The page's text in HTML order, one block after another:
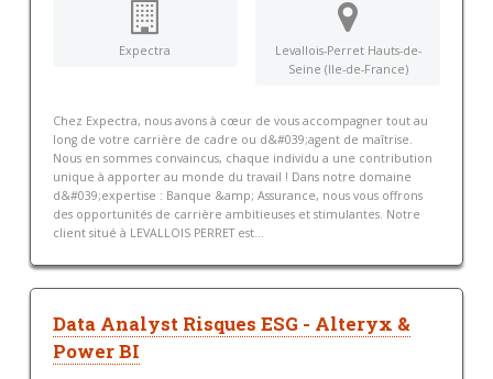
Expectra
Levallois-Perret Hauts-de-
Seine (Ile-de-France)
Chez Expectra, nous avons à cœur de vous accompagner tout au
long de votre carrière de cadre ou d&#039;agent de maîtrise.
Nous en sommes convaincus, chaque individu a une contribution
unique à apporter au monde du travail ! Dans notre domaine
d&#039;expertise : Banque &amp; Assurance, nous vous offrons
des opportunités de carrière ambitieuses et stimulantes. Notre
client situé à LEVALLOIS PERRET est...
Data Analyst Risques ESG - Alteryx &
Power BI